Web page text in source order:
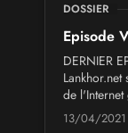
DOSSIER
Episode
DERNIER
de
13/04/2021